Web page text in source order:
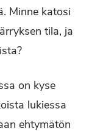
Minne katosi
tila, ja
on kyse
lukiessa
ehtymätön